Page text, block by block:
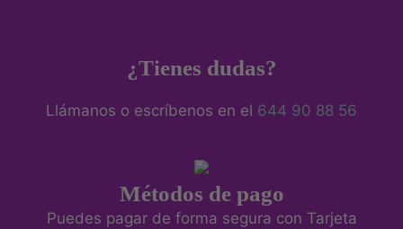
¿Tienes dudas?
Llámanos o escríbenos en el 644 90 88 56
Métodos de pago
Puedes pagar de forma segura con Tarjeta